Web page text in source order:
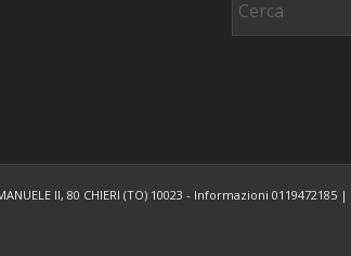
II, 80 CHIERI (TO) 10023 - Informazioni 0119472185 |